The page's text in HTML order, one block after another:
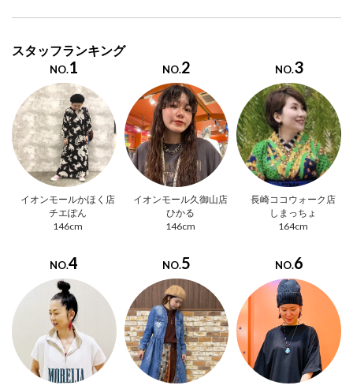
スタッフランキング
NO.1
イオンモールかほく店
チエぽん
146cm
NO.2
イオンモール久御山店
ひかる
146cm
NO.3
長崎ココウォーク店
しまっちょ
164cm
NO.4 NO.5 NO.6